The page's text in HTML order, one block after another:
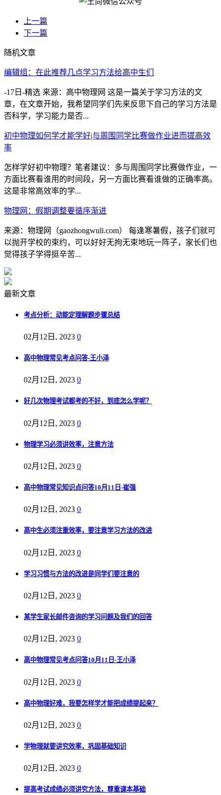
上一篇
下一篇
随机文章
编辑组：在此推荐几点学习方法给高中生们
-17日-精选 来源：高中物理网 这是一篇关于学习方法的文
章，在文章开始，我希望同学们先来反思下自己的学习方法是
否科学，学习能力是否...
初中物理如何学才能学好|与周围同学比赛做作业进而提高效
率
怎样学好初中物理？笔者建议：多与周围同学比赛做作业，一
方面比赛看谁用的时间段，另一方面比赛看谁做的正确率高。
这是非常高效率的学...
物理网：假期调整要循序渐进
来源：物理网（gaozhongwuli.com） 每逢寒暑假，孩子们就可
以抛开学校的束约，可以好好无拘无束地玩一阵子，家长们也
觉得孩子学得挺辛苦...
最新文章
考点分析：动能定理解题步骤总结
02月12日, 2023 0
高中物理常见考点问答-王小泽
02月12日, 2023 0
好几次物理考试都考的不好，到底怎么学呢？
02月12日, 2023 0
物理学习必须讲效率，注意方法
02月12日, 2023 0
高中物理常见知识点问答10月11日-崔强
02月12日, 2023 0
高中生必须注重效率，要注意学习方法的改进
02月12日, 2023 0
学习习惯与方法的改进是同学们要注意的
02月12日, 2023 0
某学生家长邮件咨询的学习问题及我们的回答
02月12日, 2023 0
高中物理常见考点问答10月11日-王小泽
02月12日, 2023 0
高中物理好难，我要怎样学才能把成绩提起来？
02月12日, 2023 0
学物理就要讲究效率，巩固基础知识
02月12日, 2023 0
提高考试成绩必须讲究方法，尊重课本基础